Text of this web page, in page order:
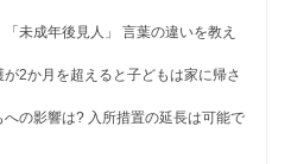
未成年後見人」 言葉の違いを教え
が2か月を超えると子どもは家に帰さ
への影響は? 入所措置の延長は可能で